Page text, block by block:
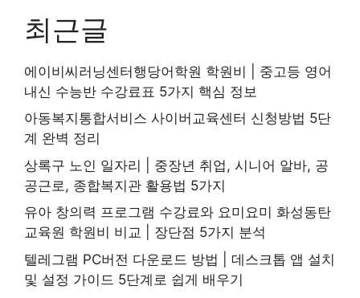
최근글
에이비씨러닝센터행당어학원 학원비 | 중고등 영어
내신 수능반 수강료표 5가지 핵심 정보
아동복지통합서비스 사이버교육센터 신청방법 5단
계 완벽 정리
상록구 노인 일자리 | 중장년 취업, 시니어 알바, 공
공근로, 종합복지관 활용법 5가지
유아 창의력 프로그램 수강료와 요미요미 화성동탄
교육원 학원비 비교 | 장단점 5가지 분석
텔레그램 PC버전 다운로드 방법 | 데스크톱 앱 설치
및 설정 가이드 5단계로 쉽게 배우기